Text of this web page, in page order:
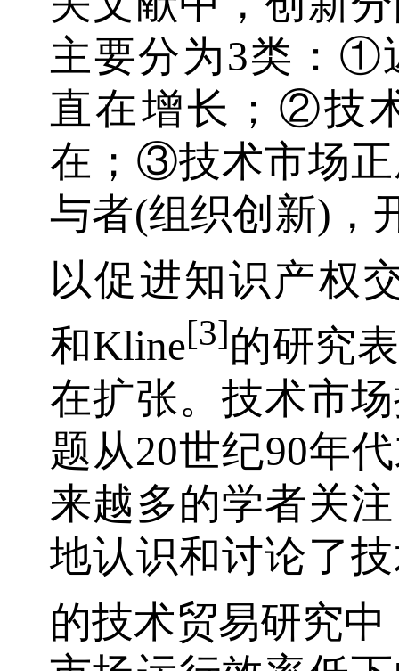
主要分为3类：①
直在增长；②技
在；③技术市场
与者(组织创新)，
以促进知识产权
和Kline[3]的研究
在扩张。技术市
题从20世纪90年
来越多的学者关
地认识和讨论了
的技术贸易研究中